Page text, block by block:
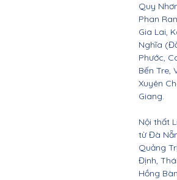
Quy
Phan
Gia Lai,
Nghĩa
Phước,
Bến Tre,
Xuyên
Giang.
Nội thất
từ Đà
Quảng
Định,
Hồng